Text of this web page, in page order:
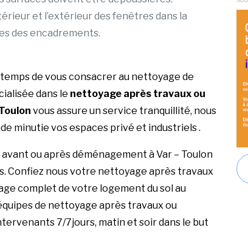
et l’extérieur des fenêtres dans la
des encadrements.
de vous consacrer au nettoyage de
dans le nettoyage après travaux ou
vous assure un service tranquillité, nous
minutie vos espaces privé et industriels .
ou après déménagement à Var – Toulon
Confiez nous votre nettoyage après travaux
complet de votre logement du sol au
de nettoyage après travaux ou
7/7jours, matin et soir dans le but